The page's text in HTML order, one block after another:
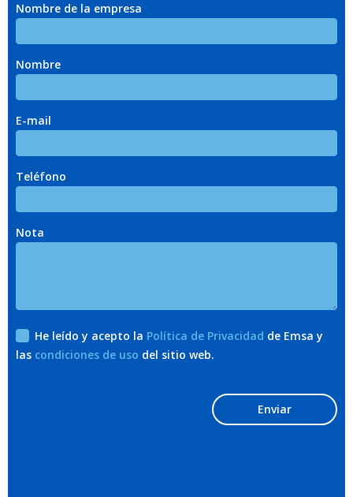
Nombre de la empresa
Nombre
E-mail
Teléfono
Nota
He leído y acepto la Política de Privacidad de Emsa y
las condiciones de uso del sitio web.
Enviar